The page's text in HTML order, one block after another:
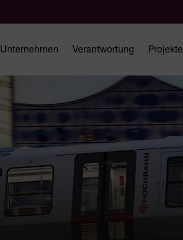
Unternehmen Verantwortung Projekte